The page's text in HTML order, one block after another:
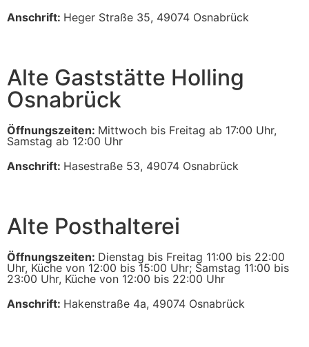
Anschrift: Heger Straße 35, 49074 Osnabrück
Alte Gaststätte Holling
Osnabrück
Öffnungszeiten: Mittwoch bis Freitag ab 17:00 Uhr,
Samstag ab 12:00 Uhr
Anschrift: Hasestraße 53, 49074 Osnabrück
Alte Posthalterei
Öffnungszeiten: Dienstag bis Freitag 11:00 bis 22:00
Uhr, Küche von 12:00 bis 15:00 Uhr; Samstag 11:00 bis
23:00 Uhr, Küche von 12:00 bis 22:00 Uhr
Anschrift: Hakenstraße 4a, 49074 Osnabrück